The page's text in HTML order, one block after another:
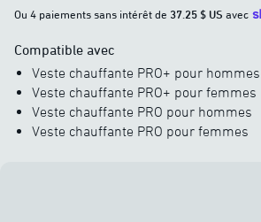
Ou 4 paiements sans intérêt de 37.25 $ US avec
Compatible avec
Veste chauffante PRO+ pour hommes
Veste chauffante PRO+ pour femmes
Veste chauffante PRO pour hommes
Veste chauffante PRO pour femmes